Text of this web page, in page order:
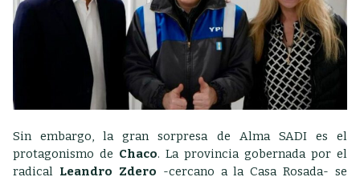
Sin embargo, la gran sorpresa de Alma SADI es el
protagonismo de Chaco. La provincia gobernada por el
radical Leandro Zdero -cercano a la Casa Rosada- se